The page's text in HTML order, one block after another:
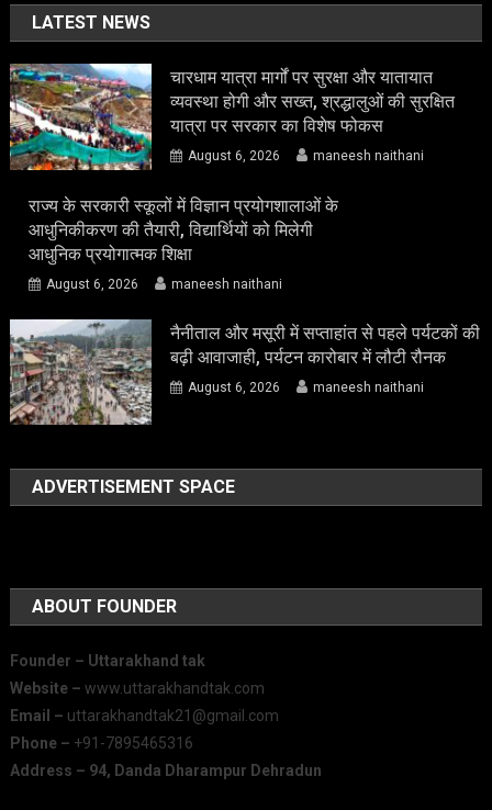
LATEST NEWS
चारधाम यात्रा मार्गों पर सुरक्षा और यातायात
व्यवस्था होगी और सख्त, श्रद्धालुओं की सुरक्षित
यात्रा पर सरकार का विशेष फोकस
August 6, 2026 maneesh naithani
राज्य के सरकारी स्कूलों में विज्ञान प्रयोगशालाओं के
आधुनिकीकरण की तैयारी, विद्यार्थियों को मिलेगी
आधुनिक प्रयोगात्मक शिक्षा
August 6, 2026 maneesh naithani
नैनीताल और मसूरी में सप्ताहांत से पहले पर्यटकों की
बढ़ी आवाजाही, पर्यटन कारोबार में लौटी रौनक
August 6, 2026 maneesh naithani
ADVERTISEMENT SPACE
ABOUT FOUNDER
Founder – Uttarakhand tak
Website – www.uttarakhandtak.com
Email – uttarakhandtak21@gmail.com
Phone – +91-7895465316
Address – 94, Danda Dharampur Dehradun